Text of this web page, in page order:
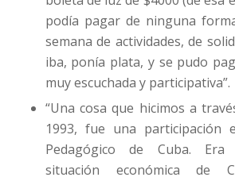
podía pagar de ninguna
semana de actividades, de
iba, ponía plata, y se pudo
muy escuchada y participativa”.
“Una cosa que hicimos a
1993, fue una participación
Pedagógico de Cuba. Era
situación económica de